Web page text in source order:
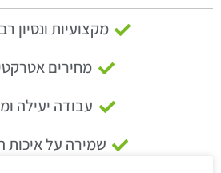
מקצועיות ונסיון
מחירים
עבודה יעילה
שמירה על איכות